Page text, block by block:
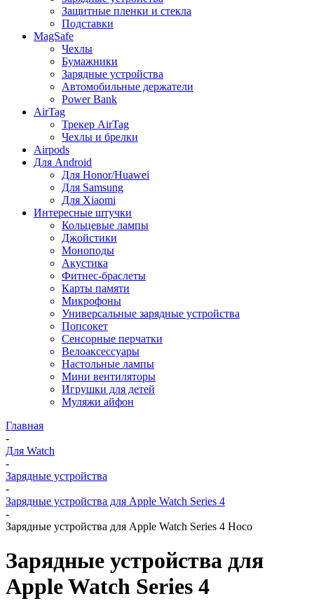
Защитные пленки и стекла
Подставки
MagSafe
Чехлы
Бумажники
Зарядные устройства
Автомобильные держатели
Power Bank
AirTag
Трекер AirTag
Чехлы и брелки
Airpods
Для Android
Для Honor/Huawei
Для Samsung
Для Xiaomi
Интересные штучки
Кольцевые лампы
Джойстики
Моноподы
Акустика
Фитнес-браслеты
Карты памяти
Микрофоны
Универсальные зарядные устройства
Попсокет
Сенсорные перчатки
Велоаксессуары
Настольные лампы
Мини вентиляторы
Игрушки для детей
Муляжи айфон
Главная
-
Для Watch
-
Зарядные устройства
-
Зарядные устройства для Apple Watch Series 4
-
Зарядные устройства для Apple Watch Series 4 Hoco
Зарядные устройства для
Apple Watch Series 4